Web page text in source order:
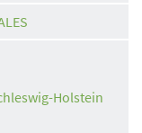
Holstein